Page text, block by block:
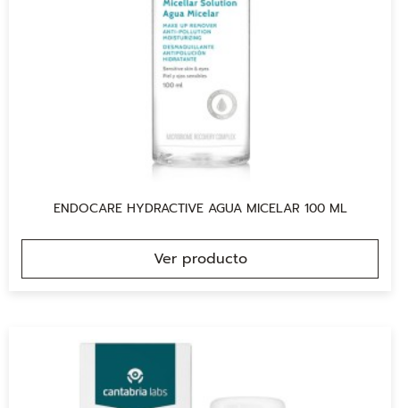
ENDOCARE HYDRACTIVE AGUA MICELAR 100 ML
Ver producto